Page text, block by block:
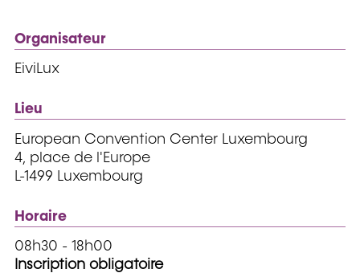
Organisateur
EiviLux
Lieu
European Convention Center Luxembourg
4, place de l'Europe
L-1499 Luxembourg
Horaire
08h30 - 18h00
Inscription obligatoire